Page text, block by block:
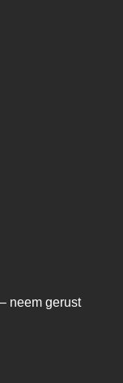
neem gerust